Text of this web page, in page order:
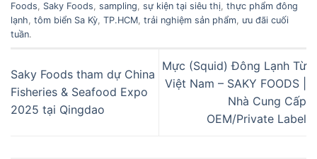
Foods, Saky Foods, sampling, sự kiện tại siêu thị, thực phẩm đông
lạnh, tôm biển Sa Kỳ, TP.HCM, trải nghiệm sản phẩm, ưu đãi cuối
tuần.
Saky Foods tham dự China
Fisheries & Seafood Expo
2025 tại Qingdao
Mực (Squid) Đông Lạnh Từ
Việt Nam – SAKY FOODS |
Nhà Cung Cấp
OEM/Private Label